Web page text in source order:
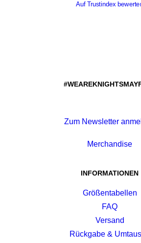
Auf Trustindex
Zum Newsletter
Merchandise
INFORMATIONEN
Größentabellen
FAQ
Versand
Rückgabe &